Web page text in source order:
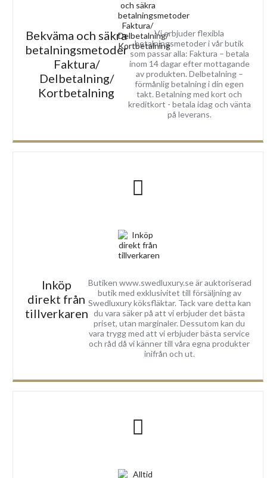
Bekväma och säkra
betalningsmetoder
Faktura/
Delbetalning/
Kortbetalning
Vi erbjuder flexibla
betalningsmetoder i vår butik
som passar alla: Faktura – betala
inom 14 dagar efter mottagande
av produkten. Delbetalning –
förmånlig betalning i din egen
takt. Betalning med kort och
kreditkort - betala idag och vänta
på leverans.
Inköp
direkt från
tillverkaren
Butiken www.swedluxury.se är auktoriserad
butik med exklusivitet till försäljning av
Swedluxury köksfläktar. Tack vare detta kan
du vara säker på att vi erbjuder det bästa
priset, utan marginaler. Dessutom kan du
vara trygg med att vi erbjuder bästa service
och råd då vi känner till våra egna produkter
inifrån och ut.